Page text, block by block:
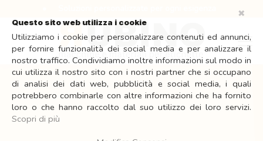
contenuti
Assistenza
Questo sito web utilizza i cookie
✖
Utilizziamo i cookie per personalizzare contenuti ed annunci,
per fornire funzionalità dei social media e per analizzare il
nostro traffico. Condividiamo inoltre informazioni sul modo in
cui utilizza il nostro sito con i nostri partner che si occupano
di analisi dei dati web, pubblicità e social media, i quali
potrebbero combinarle con altre informazioni che ha fornito
loro o che hanno raccolto dal suo utilizzo dei loro servizi.
Scopri di più